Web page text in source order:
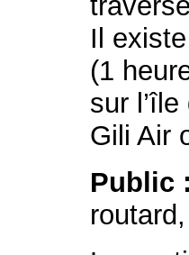
Il
(1
sur
Gili Air
Public :